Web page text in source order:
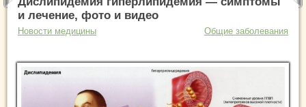
и лечение, фото и видео
Новости медицины Общие заболевания